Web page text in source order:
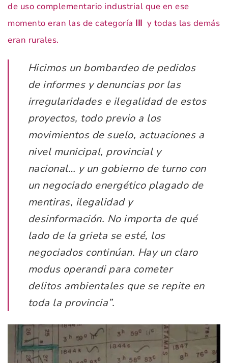
de uso complementario industrial que en ese
momento eran las de categoría III y todas las demás
eran rurales.
Hicimos un bombardeo de pedidos
de informes y denuncias por las
irregularidades e ilegalidad de estos
proyectos, todo previo a los
movimientos de suelo, actuaciones a
nivel municipal, provincial y
nacional… y un gobierno de turno con
un negociado energético plagado de
mentiras, ilegalidad y
desinformación. No importa de qué
lado de la grieta se esté, los
negociados continúan. Hay un claro
modus operandipara cometer
delitos ambientales que se repite en
toda la provincia”.